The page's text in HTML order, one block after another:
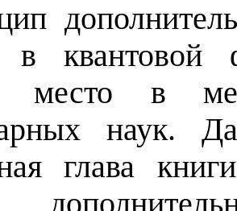
в квантовой
место в
наук.
глава